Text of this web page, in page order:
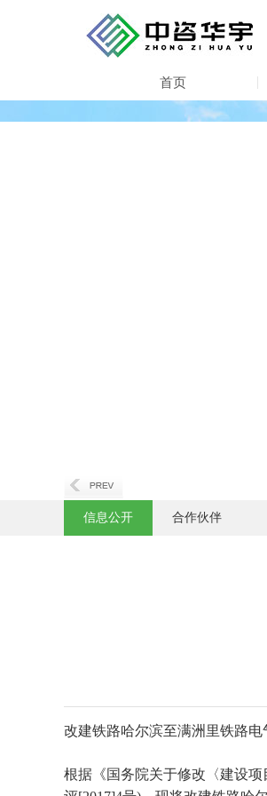
首页
信息公开 合作伙伴
改建铁路哈尔滨至满洲里铁路
根据《国务院关于修改〈建设